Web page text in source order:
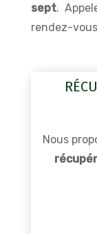
sept.
rendez-
Nous